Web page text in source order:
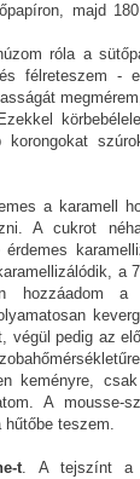
majd
róla a
és félreteszem
korongokat
a karamell
A cukrot
érdemes
a
hozzáadom
végül pedig az
keményre,
A mousse-
teszem.
t. A tejszínt a